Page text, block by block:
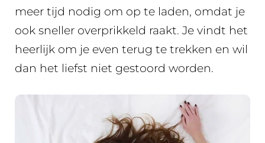
meer tijd nodig om op te laden, omdat je
ook sneller overprikkeld raakt. Je vindt het
heerlijk om je even terug te trekken en wil
dan het liefst niet gestoord worden.